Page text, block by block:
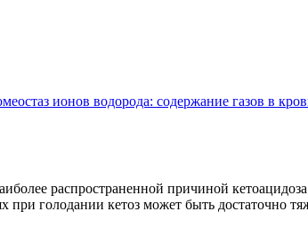
ионов водорода: содержание газов в
распространенной причиной
при голодании кетоз может быть достаточно